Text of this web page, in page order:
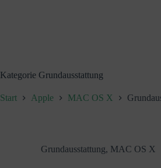
Kategorie Grundausstattung
Start Apple MAC OS X
Grundausstattung, MAC OS X